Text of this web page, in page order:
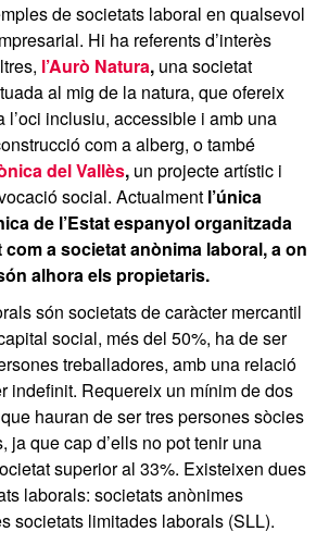
de societats laboral en qualsevol
Hi ha referents d’interès
l’Aurò Natura, una societat
al mig de la natura, que ofereix
l’oci inclusiu, accessible i amb una
com a alberg, o també
del Vallès, un projecte artístic i
social. Actualment l’única
de l’Estat espanyol organitzada
a societat anònima laboral, a on
alhora els propietaris.
són societats de caràcter mercantil
social, més del 50%, ha de ser
treballadores, amb una relació
indefinit. Requereix un mínim de dos
hauran de ser tres persones sòcies
ja que cap d’ells no pot tenir una
superior al 33%. Existeixen dues
laborals: societats anònimes
societats limitades laborals (SLL).